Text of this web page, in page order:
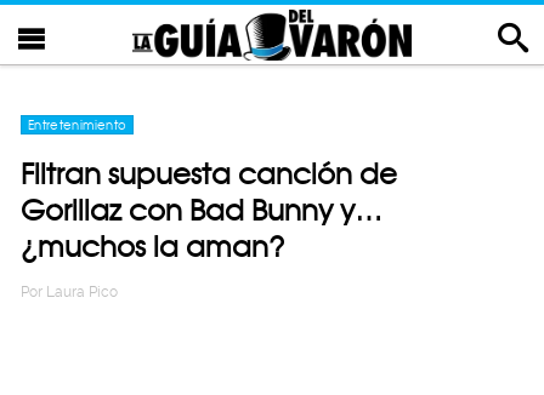
Entretenimiento
Filtran supuesta canción de
Gorillaz con Bad Bunny y…
¿muchos la aman?
Por Laura Pico